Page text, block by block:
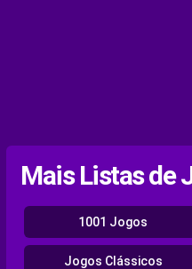
Mais Listas de
1001 Jogos
Jogos Clássicos